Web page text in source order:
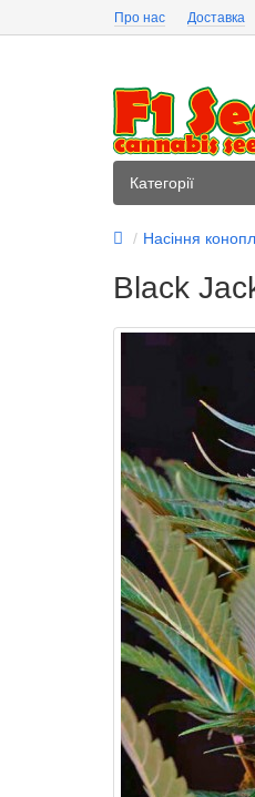
Про нас Доставка
Категорії
Насіння
Black